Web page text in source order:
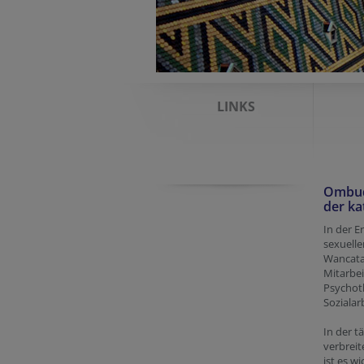
LINKS
der
In der
In der
ist es